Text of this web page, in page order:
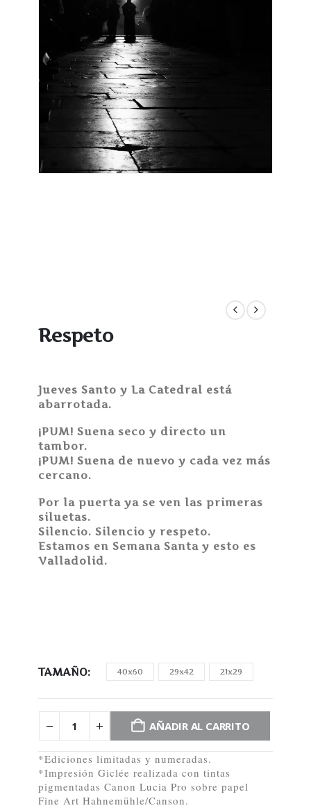
Respeto
Jueves Santo y La Catedral está
abarrotada.
¡PUM! Suena seco y directo un
tambor.
¡PUM! Suena de nuevo y cada vez más
cercano.
Por la puerta ya se ven las primeras
siluetas.
Silencio. Silencio y respeto.
Estamos en Semana Santa y esto es
Valladolid.
TAMAÑO 40x60 29x42 21x29
AÑADIR AL CARRITO
*Ediciones limitadas y numeradas.
*Impresión Giclée realizada con tintas
pigmentadas Canon Lucia Pro sobre papel
Fine Art Hahnemühle/Canson.